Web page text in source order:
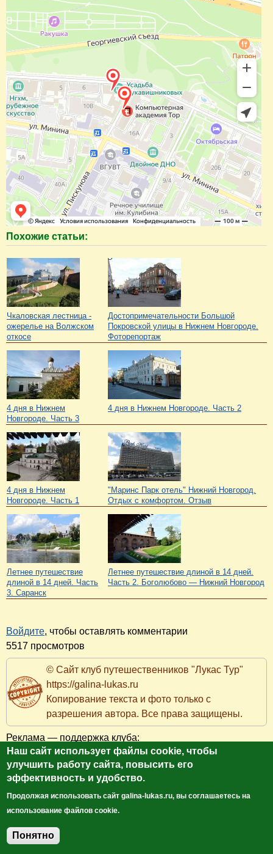
Похожие статьи:
Чкаловская лестница -
ожерелье на Волжском
откосе
Достопримечательности Большой
Покровской улицы в Нижнем Новгороде.
Фоторепортаж
4 дня в Нижнем
Новгороде. Часть 3
4 дня в Нижнем Новгороде. Часть 2
4 дня в Нижнем
Новгороде. Часть 1
"Маринс Парк отель" Нижний Новгород.
Отдых с комфортом. Отзыв
Летнее путешествие
длиной в 14 дней. Часть
3. Саранск
Летнее путешествие длиной в 14 дней.
Часть 2. Боголюбово — Нижний Новгород
Войдите, чтобы оставлять комментарии
5517 просмотров
© Сайт клуб путешественников "Лукас Тур"
https://galina-lukas.ru
Копирование текста и фото только с
разрешения автора. Все права защищены.
Реклама — поддержка клуба:
Комментарии ВКонтакте
Главная Карта сайта Автор
Апартаменты
Города и страны
События Отзывы об отелях по городам
Авторы статей Сотрудничество
Поиск по сайту
Наш сайт использует файлы cookie, чтобы
улучшить работу сайта, повысить его
эффективность и удобство.
Продолжая использовать сайт galina-lukas.ru, вы соглашаетесь на
использование файлов cookie.
Понятно